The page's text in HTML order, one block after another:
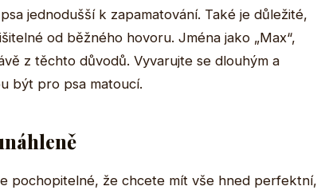
jednodušší k zapamatování. Také je důležité,
od běžného hovoru. Jména jako „Max“,
z těchto důvodů. Vyvarujte se dlouhým a
být pro psa matoucí.
pochopitelné, že chcete mít vše hned perfektní,